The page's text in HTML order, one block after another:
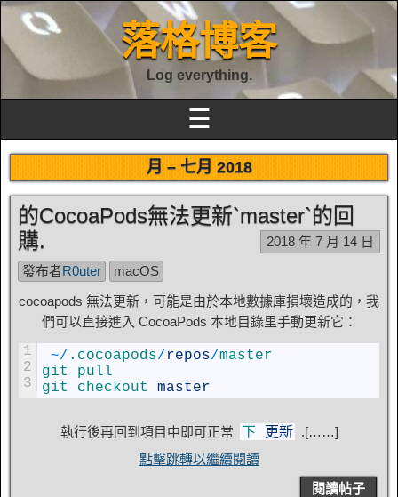
落格博客
Log everything.
☰
月 –七月 2018
的CocoaPods無法更新`master`的回
購.
2018 年 7 月 14 日
發布者R0uter
macOS
cocoapods 無法更新，可能是由於本地數據庫損壞造成的，我
們可以直接進入 CocoaPods 本地目錄里手動更新它：
1
2
3
~/ .cocoapods/ repos/master
git pull
git checkout master
執行後再回到項目中即可正常 下 更新
.[……]
點擊跳轉以繼續閱讀
閱讀帖子